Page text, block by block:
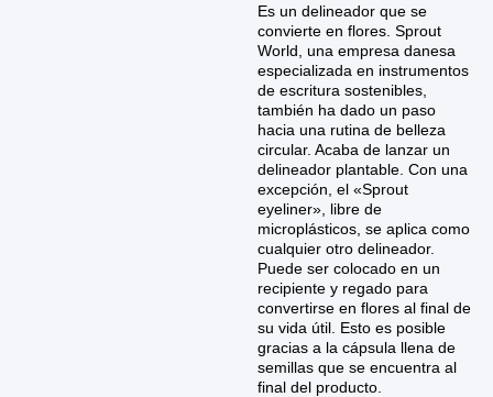
Es un delineador que se
convierte en flores. Sprout
World, una empresa danesa
especializada en instrumentos
de escritura sostenibles,
también ha dado un paso
hacia una rutina de belleza
circular. Acaba de lanzar un
delineador plantable. Con una
excepción, el «Sprout
eyeliner», libre de
microplásticos, se aplica como
cualquier otro delineador.
Puede ser colocado en un
recipiente y regado para
convertirse en flores al final de
su vida útil. Esto es posible
gracias a la cápsula llena de
semillas que se encuentra al
final del producto.